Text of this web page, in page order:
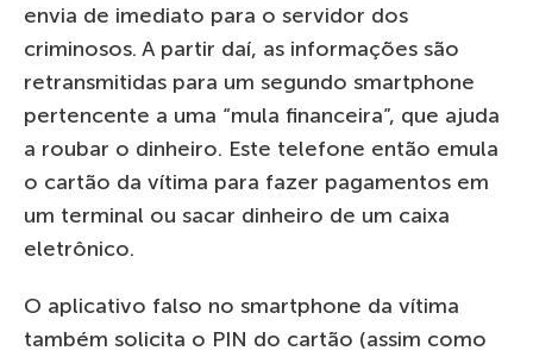
envia de imediato para o servidor dos
criminosos. A partir daí, as informações são
retransmitidas para um segundo smartphone
pertencente a uma “mula financeira”, que ajuda
a roubar o dinheiro. Este telefone então emula
o cartão da vítima para fazer pagamentos em
um terminal ou sacar dinheiro de um caixa
eletrônico.
O aplicativo falso no smartphone da vítima
também solicita o PIN do cartão (assim como